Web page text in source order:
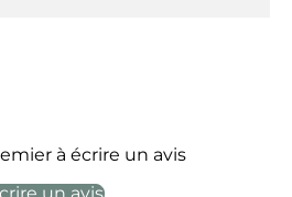
à écrire un avis